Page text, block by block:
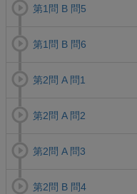
第1問 B 問5
第1問 B 問6
第2問 A 問1
第2問 A 問2
第2問 A 問3
第2問 B 問4